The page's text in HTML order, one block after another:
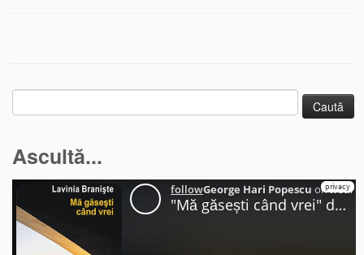
Caută
după:
Ascultă...